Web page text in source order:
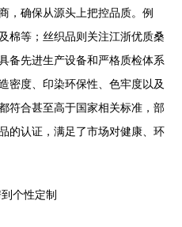
，确保从源头上把控品质。例
棉等；丝织品则关注江浙优质桑
备先进生产设备和严格质检体系
密度、印染环保性、色牢度以及
符合甚至高于国家相关标准，部
的认证，满足了市场对健康、环
个性定制